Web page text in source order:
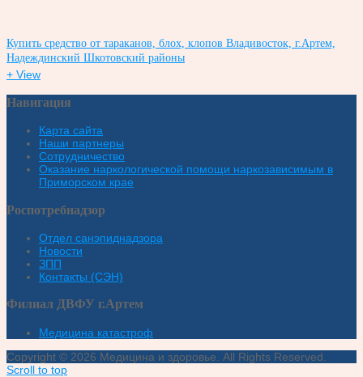
Купить средство от тараканов, блох, клопов Владивосток, г.Артем,
Надеждинский Шкотовский районы
+ View
Навигация
Карта сайта
Наши партнеры
Сотрудничество
Оказание наркологической помощи наркозависимым в
Приморском крае
Роспотребнадзор
Отдел санэпиднадзора
Новости
ЗПП
Контакты (СЭН)
Филиал ДВФУ г.Артем
Медицина катастроф
Copyright © 2026 Медицина и здоровье. All Rights Reserved.
Scroll to top